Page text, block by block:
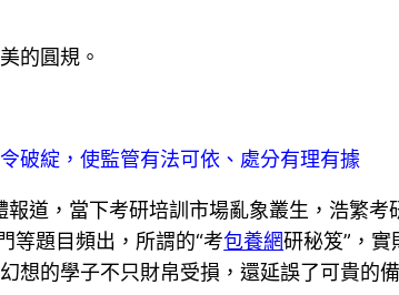
的圓規。
破綻，使監管有法可依、處分有理有據
報道，當下考研培訓市場亂象叢生，浩繁考
等題目頻出，所謂的“考包養網研秘笈”，
想的學子不只財帛受損，還延誤了可貴的